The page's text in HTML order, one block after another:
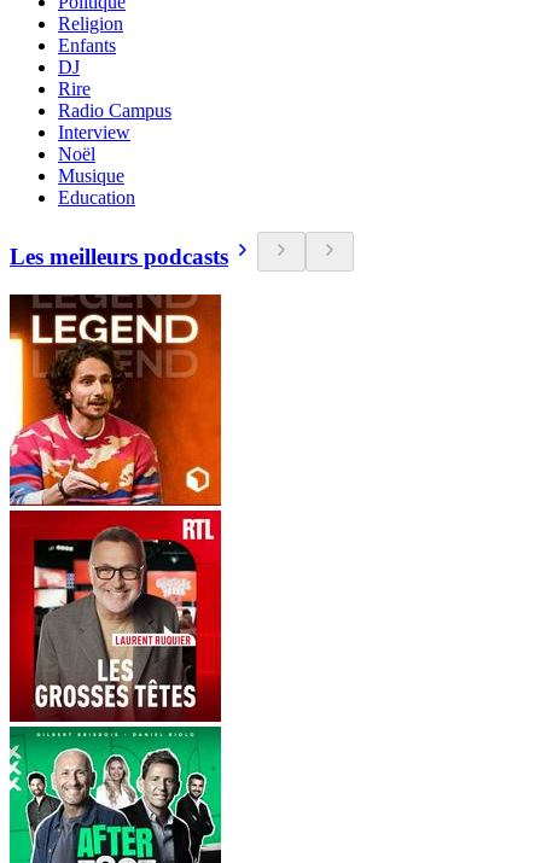
Religion
Enfants
DJ
Rire
Radio Campus
Interview
Noël
Musique
Education
Les meilleurs podcasts